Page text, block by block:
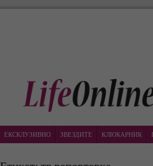
ЕКСКЛУЗИВНО ЗВЕЗДИТЕ КЛЮКАРНИК